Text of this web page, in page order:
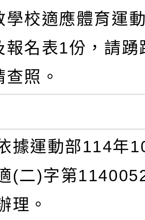
學校適應體育運
報名表1份，請踴
照。
據運動部114年
(二)字第
理。